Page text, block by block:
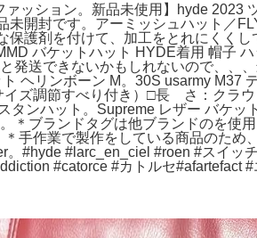
ッション。新品未使用】hyde 2023
未開封です。アーミッシュハット／
保護剤を付けて、加工をとれにくく
バケットハット HYDE着用 帽子
発送できないかもしれないので、、
ヘリンボーン M。30S usarmy
ズ調節すべり付き）□長 さ：クラ
タンハット。Supreme レザー バケ
＊ブランドタグは他ブランドのを使
＊手作業で製作をしている商品のた
。#hyde #larc_en_ciel #roen #スイ
#catorce #カトルセ#afartefact